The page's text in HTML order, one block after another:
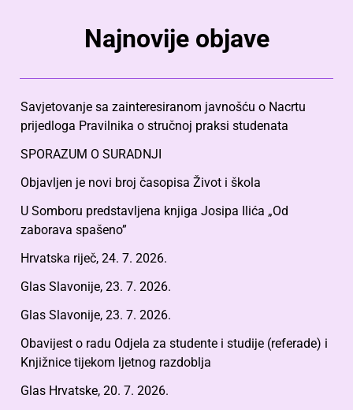
Najnovije objave
Savjetovanje sa zainteresiranom javnošću o Nacrtu
prijedloga Pravilnika o stručnoj praksi studenata
SPORAZUM O SURADNJI
Objavljen je novi broj časopisa Život i škola
U Somboru predstavljena knjiga Josipa Ilića „Od
zaborava spašeno”
Hrvatska riječ, 24. 7. 2026.
Glas Slavonije, 23. 7. 2026.
Glas Slavonije, 23. 7. 2026.
Obavijest o radu Odjela za studente i studije (referade) i
Knjižnice tijekom ljetnog razdoblja
Glas Hrvatske, 20. 7. 2026.